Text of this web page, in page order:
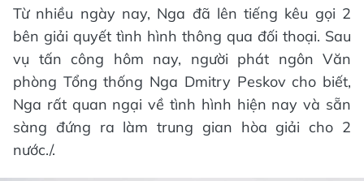
Từ nhiều ngày nay, Nga đã lên tiếng kêu gọi 2
bên giải quyết tình hình thông qua đối thoại. Sau
vụ tấn công hôm nay, người phát ngôn Văn
phòng Tổng thống Nga Dmitry Peskov cho biết,
Nga rất quan ngại về tình hình hiện nay và sẵn
sàng đứng ra làm trung gian hòa giải cho 2
nước./.